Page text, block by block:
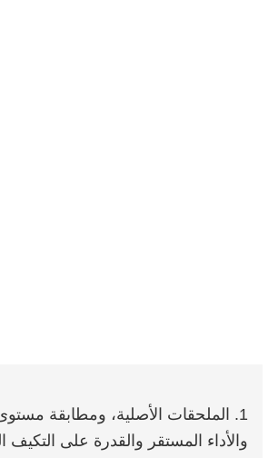
1. الملحقات الأصلية، ومطابقة
والأداء المستقر والقدرة على التكيف